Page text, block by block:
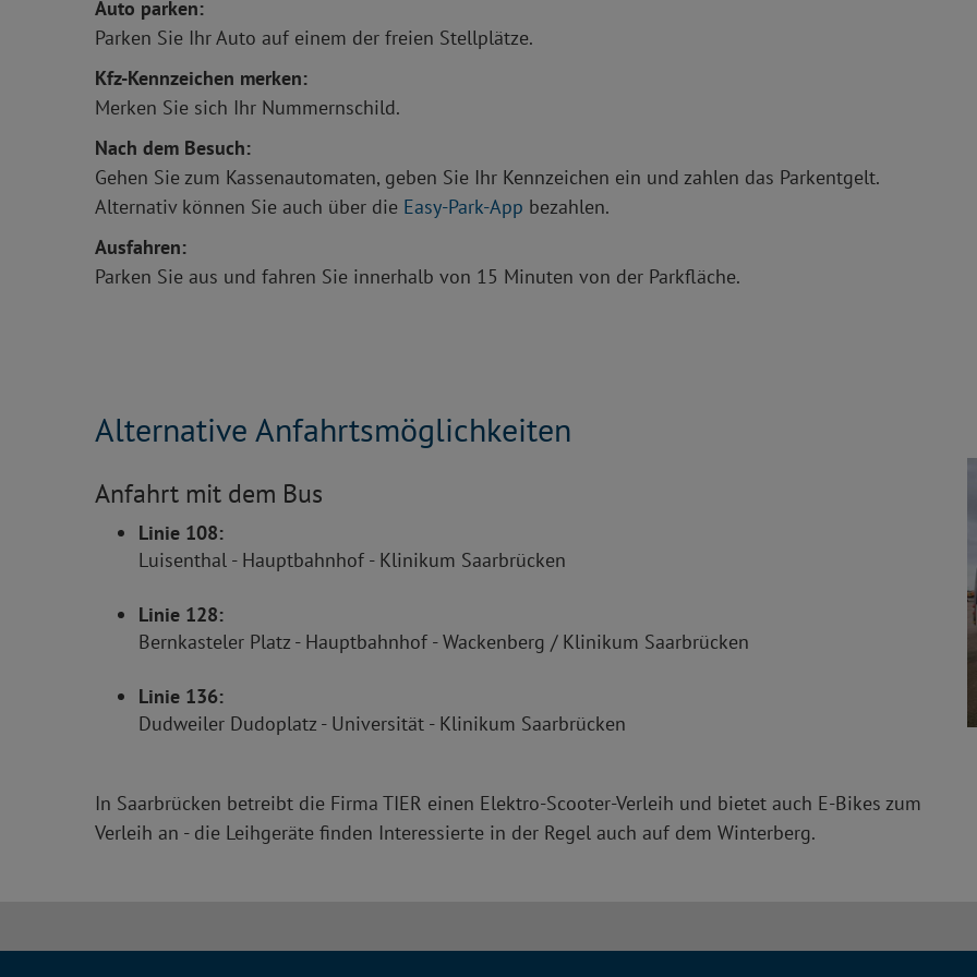
Auto parken:
Parken Sie Ihr Auto auf einem der freien Stellplätze.
Kfz-Kennzeichen merken:
Merken Sie sich Ihr Nummernschild.
Nach dem Besuch:
Gehen Sie zum Kassenautomaten, geben Sie Ihr Kennzeichen ein und zahlen das Parkentgelt.
Alternativ können Sie auch über die Easy-Park-App bezahlen.
Ausfahren:
Parken Sie aus und fahren Sie innerhalb von 15 Minuten von der Parkfläche.
Alternative Anfahrtsmöglichkeiten
Anfahrt mit dem Bus
Linie 108:
Luisenthal - Hauptbahnhof - Klinikum Saarbrücken
Linie 128:
Bernkasteler Platz - Hauptbahnhof - Wackenberg / Klinikum Saarbrücken
Linie 136:
Dudweiler Dudoplatz - Universität - Klinikum Saarbrücken
In Saarbrücken betreibt die Firma TIER einen Elektro-Scooter-Verleih und bietet auch E-Bikes zum
Verleih an - die Leihgeräte finden Interessierte in der Regel auch auf dem Winterberg.